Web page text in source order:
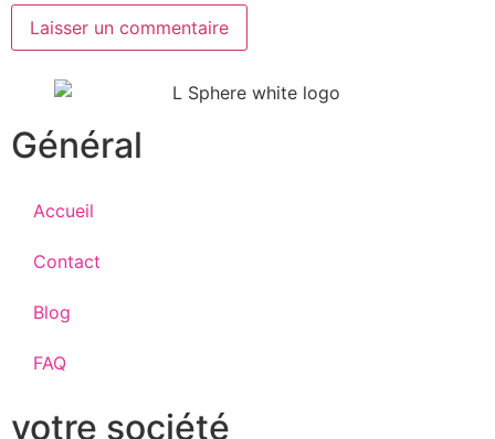
Général
Accueil
Contact
Blog
FAQ
votre société